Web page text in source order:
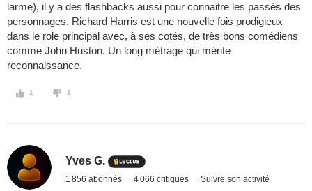
larme), il y a des flashbacks aussi pour connaitre les passés des
personnages. Richard Harris est une nouvelle fois prodigieux
dans le role principal avec, à ses cotés, de très bons comédiens
comme John Huston. Un long métrage qui mérite
reconnaissance.
1 1
Yves G.
1 856 abonnés 4 066 critiques Suivre son activité